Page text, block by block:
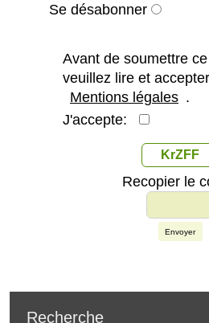
Se désabonner
Avant de soumettre
veuillez lire et
Mentions légales .
J'accepte:
KrZFF
Recopier le
Envoyer
Recherche